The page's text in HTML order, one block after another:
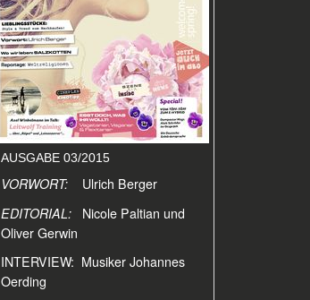
AUSGABE 03/2015
VORWORT:
Ulrich Berger
EDITORIAL: Nicole Paltian und
Oliver Gerwin
INTERVIEW: Musiker Johannes
Oerding